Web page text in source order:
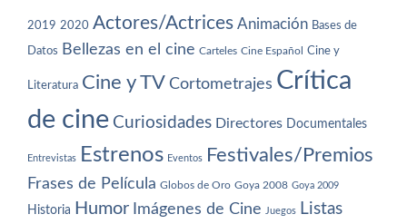
2019 2020 Actores/Actrices Animación Bases de
Datos Bellezas en el cine Carteles Cine Español Cine y
Literatura Cine y TV Cortometrajes Crítica
de cine Curiosidades Directores Documentales
Entrevistas Estrenos Eventos Festivales/Premios
Frases de Película Globos de Oro Goya 2008 Goya 2009
Historia Humor Imágenes de Cine Juegos Listas